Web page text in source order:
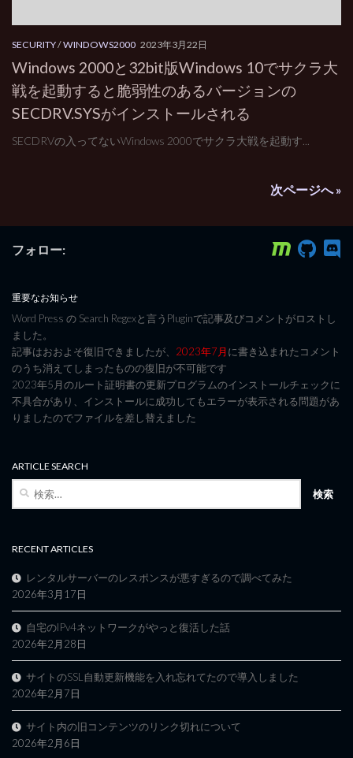
SECURITY/WINDOWS2000 2023年3月22日
Windows 2000と32bit版Windows 10でサクラ大
戦を起動すると脆弱性のあるバージョンの
SECDRV.SYSがインストールされる
SECDRVの入ってないWindows 2000でサクラ大戦を起動す...
次ページへ »
フォロー:
重要なお知らせ
Word Press の Search Regexと言うPluginで記事及びコメントがロストし
ました。
記事はおおよそ復旧できましたが、 2023年7月に書き込まれたコメント
のうち消えてしまったものの復旧が不可能です
2023年5月のルート証明書の更新プログラムのインストールチェックに
不具合があり、インストールに成功してもエラーが表示される問題があ
りましたのでファイルを差し替えました
ARTICLE SEARCH
RECENT ARTICLES
レンタルサーバーのレスポンスが悪すぎるので調べてみた
2026年3月17日
自宅のIPv4ネットワークがやっと復活した話
2026年2月28日
サイトのSSL自動更新機能を入れ忘れてたので導入しました
2026年2月7日
サイト内の旧コンテンツのリンク切れについて
2026年2月6日